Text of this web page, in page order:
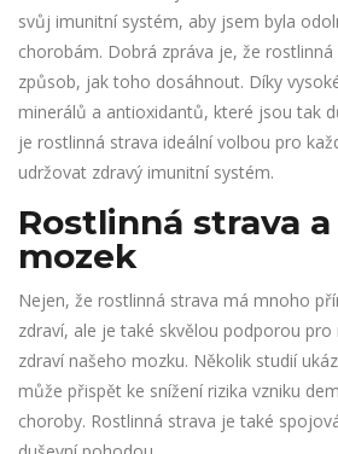
svůj imunitní systém, aby jsem byla
chorobám. Dobrá zpráva je, že
způsob, jak toho dosáhnout. Díky
minerálů a antioxidantů, které jsou tak
je rostlinná strava ideální volbou pro
udržovat zdravý imunitní systém.
Rostlinná strava a
mozek
Nejen, že rostlinná strava má mnoho
zdraví, ale je také skvělou podporou pro
zdraví našeho mozku. Několik studií
může přispět ke snížení rizika vzniku
choroby. Rostlinná strava je také